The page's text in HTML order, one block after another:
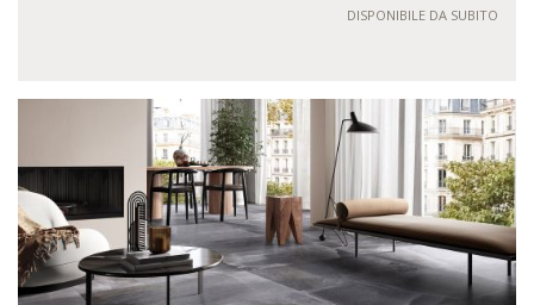
DISPONIBILE DA SUBITO